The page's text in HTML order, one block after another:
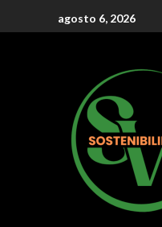
agosto 6, 2026